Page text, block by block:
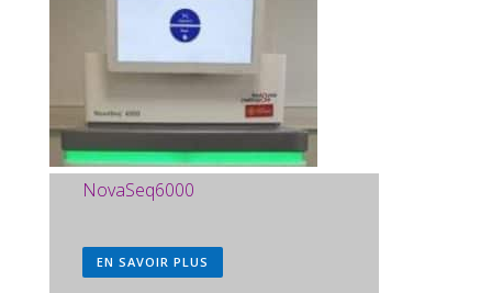
NovaSeq6000
EN SAVOIR PLUS